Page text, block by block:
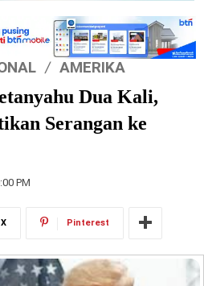
AMERIKA
Dua Kali,
Serangan ke
PM
X Pinterest